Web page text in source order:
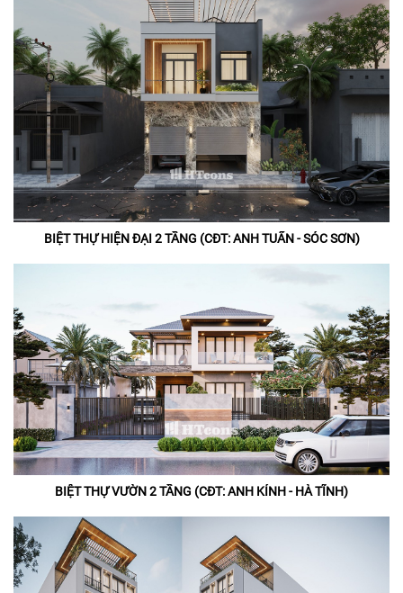
BIỆT THỰ HIỆN ĐẠI 2 TẦNG (CĐT: ANH TUẤN - SÓC SƠN)
BIỆT THỰ VƯỜN 2 TẦNG (CĐT: ANH KÍNH - HÀ TĨNH)